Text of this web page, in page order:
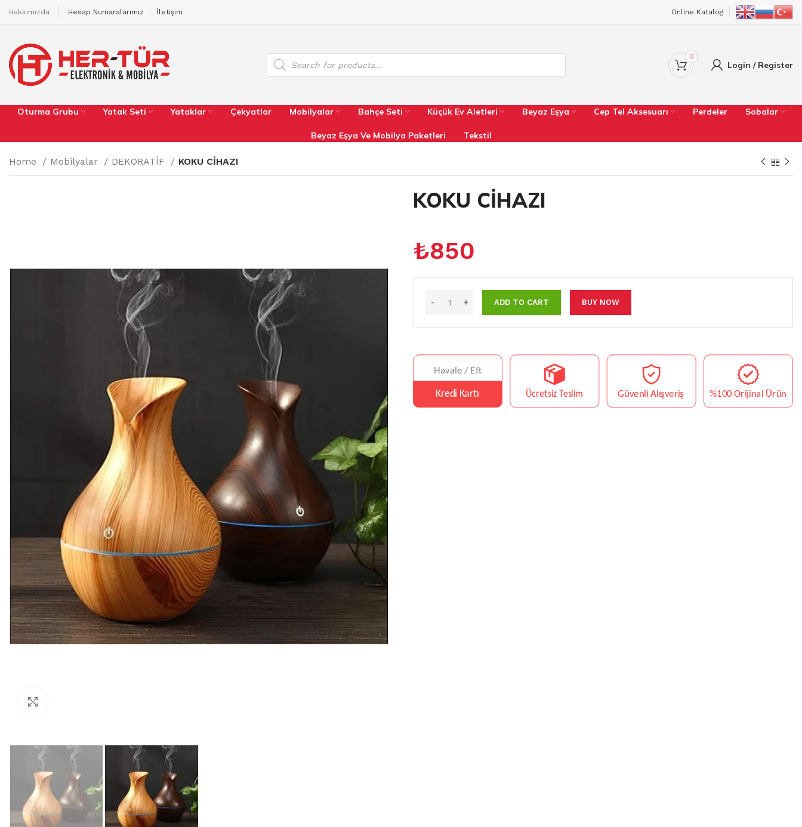
Hakkımızda Hesap Numaralarımız İletişim Online Katalog
0
Login / Register
Oturma Grubu Yatak Seti Yataklar Çekyatlar Mobilyalar Bahçe Seti Küçük Ev Aletleri Beyaz Eşya Cep Tel Aksesuarı Perdeler Sobalar
Beyaz Eşya Ve Mobilya Paketleri Tekstil
Home Mobilyalar DEKORATİF KOKU CİHAZI
KOKU CİHAZI
₺850
ADD TO CART BUY NOW